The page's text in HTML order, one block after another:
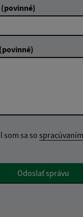
som sa so
Odoslať správu